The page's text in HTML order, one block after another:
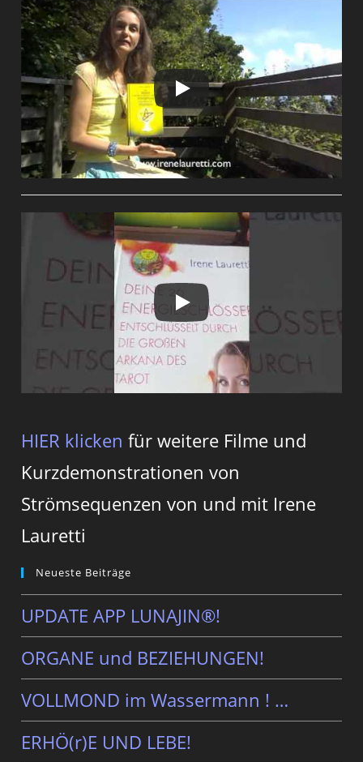
HIER klicken für weitere Filme und
Kurzdemonstrationen von
Strömsequenzen von und mit Irene
Lauretti
Neueste Beiträge
UPDATE APP LUNAJIN®!
ORGANE und BEZIEHUNGEN!
VOLLMOND im Wassermann ! …
ERHÖ(r)E UND LEBE!